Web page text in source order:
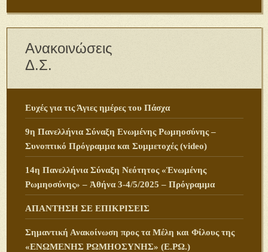
Ανακοινώσεις
Δ.Σ.
Ευχές για τις Άγιες ημέρες του Πάσχα
9η Πανελλήνια Σύναξη Ενωμένης Ρωμηοσύνης –
Συνοπτικό Πρόγραμμα και Συμμετοχές (video)
14η Πανελλήνια Σύναξη Νεότητος «Ἑνωμένης
Ρωμηοσύνης» – Ἀθήνα 3-4/5/2025 – Πρόγραμμα
ΑΠΑΝΤΗΣΗ ΣΕ ΕΠΙΚΡΙΣΕΙΣ
Σημαντική Ανακοίνωση προς τα Μέλη και Φίλους της
«ΕΝΩΜΕΝΗΣ ΡΩΜΗΟΣΥΝΗΣ» (Ε.ΡΩ.)